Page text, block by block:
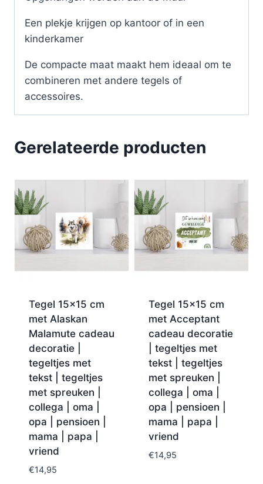
Een plekje krijgen op kantoor of in een
kinderkamer
De compacte maat maakt hem ideaal om te
combineren met andere tegels of
accessoires.
Gerelateerde producten
Tegel 15×15 cm
met Alaskan
Malamute cadeau
decoratie |
tegeltjes met
tekst | tegeltjes
met spreuken |
collega | oma |
opa | pensioen |
mama | papa |
vriend
€14,95
Tegel 15×15 cm
met Acceptant
cadeau decoratie
| tegeltjes met
tekst | tegeltjes
met spreuken |
collega | oma |
opa | pensioen |
mama | papa |
vriend
€14,95